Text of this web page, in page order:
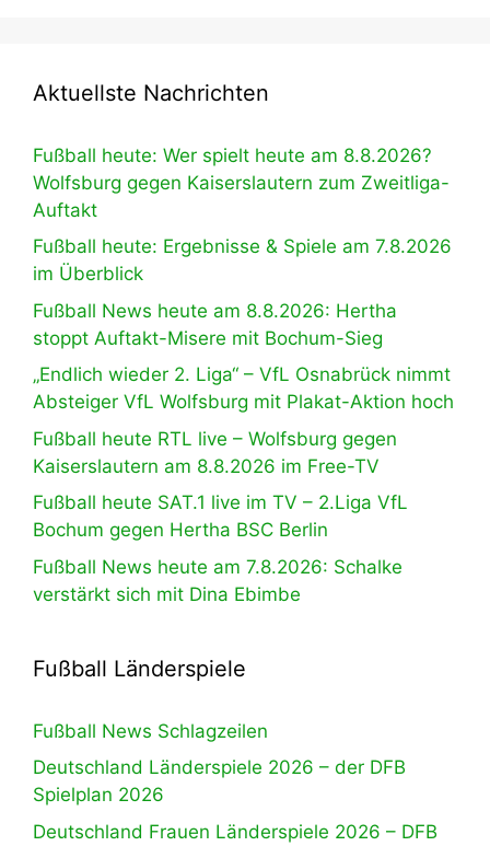
Aktuellste Nachrichten
Fußball heute: Wer spielt heute am 8.8.2026?
Wolfsburg gegen Kaiserslautern zum Zweitliga-
Auftakt
Fußball heute: Ergebnisse & Spiele am 7.8.2026
im Überblick
Fußball News heute am 8.8.2026: Hertha
stoppt Auftakt-Misere mit Bochum-Sieg
„Endlich wieder 2. Liga“ – VfL Osnabrück nimmt
Absteiger VfL Wolfsburg mit Plakat-Aktion hoch
Fußball heute RTL live – Wolfsburg gegen
Kaiserslautern am 8.8.2026 im Free-TV
Fußball heute SAT.1 live im TV – 2.Liga VfL
Bochum gegen Hertha BSC Berlin
Fußball News heute am 7.8.2026: Schalke
verstärkt sich mit Dina Ebimbe
Fußball Länderspiele
Fußball News Schlagzeilen
Deutschland Länderspiele 2026 – der DFB
Spielplan 2026
Deutschland Frauen Länderspiele 2026 – DFB